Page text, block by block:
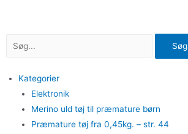
Søg
Kategorier
Elektronik
Merino uld tøj til præmature børn
Præmature tøj fra 0,45kg. – str. 44